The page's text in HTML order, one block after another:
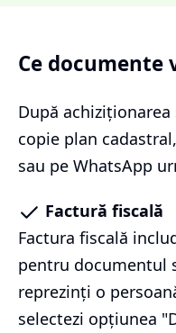
Ce documente
După
copie plan cadastral
sau pe WhatsApp
Factură fiscală
Factura fiscală
pentru documentul
reprezinți o
selectezi opțiunea